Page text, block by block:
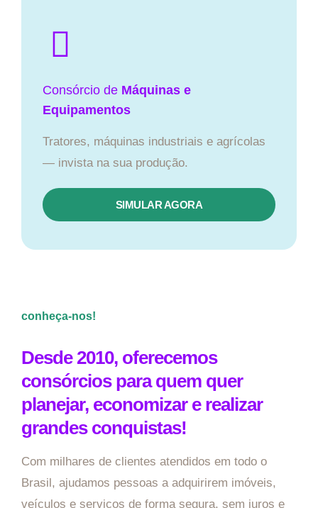
Consórcio de Máquinas e
Equipamentos
Tratores, máquinas industriais e agrícolas
— invista na sua produção.
SIMULAR AGORA
conheça-nos!
Desde 2010, oferecemos
consórcios para quem quer
planejar, economizar e realizar
grandes conquistas!
Com milhares de clientes atendidos em todo o
Brasil, ajudamos pessoas a adquirirem imóveis,
veículos e serviços de forma segura, sem juros e